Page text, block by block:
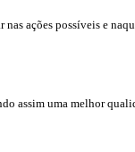
nas ações possíveis e
assim uma melhor